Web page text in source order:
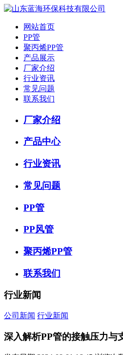
网站首页
PP管
聚丙烯PP管
产品展示
厂家介绍
行业资讯
常见问题
联系我们
厂家介绍
产品中心
行业资讯
常见问题
PP管
PP风管
聚丙烯PP管
联系我们
行业新闻
公司新闻 行业新闻
深入解析PP管的接触压力与